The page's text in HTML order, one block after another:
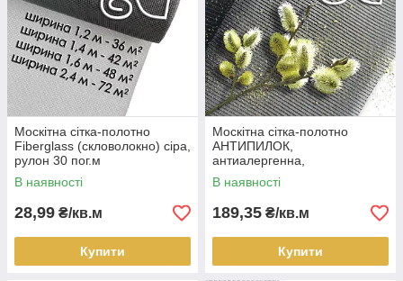
Москітна сітка-полотно
Fiberglass (скловолокно) сіра,
рулон 30 пог.м
В наявності
28,99 ₴/кв.м
Купити
Москітна сітка-полотно
АНТИПИЛОК,
антиалергенна,
електростатична адсорбція,
сіра, рулон 30 пог.м
В наявності
189,35 ₴/кв.м
Купити